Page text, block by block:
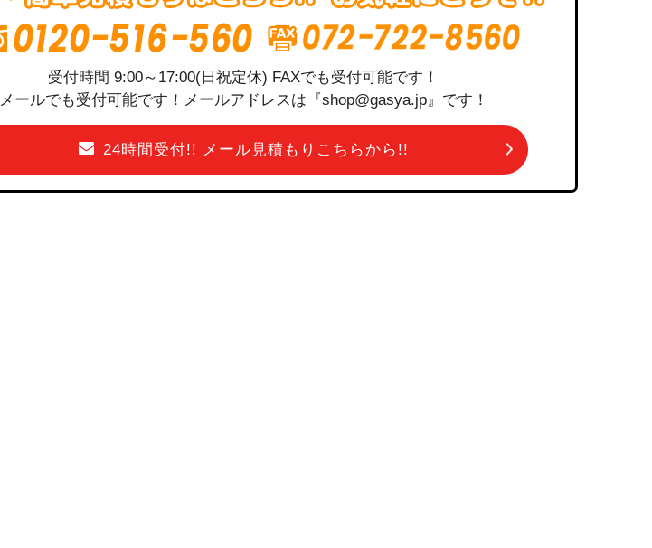
受付時間 9:00～17:00(日祝定休) FAXでも受付可能です！
メールでも受付可能です！メールアドレスは『shop@gasya.jp』です！
24時間受付!! メール見積もりこちらから!!